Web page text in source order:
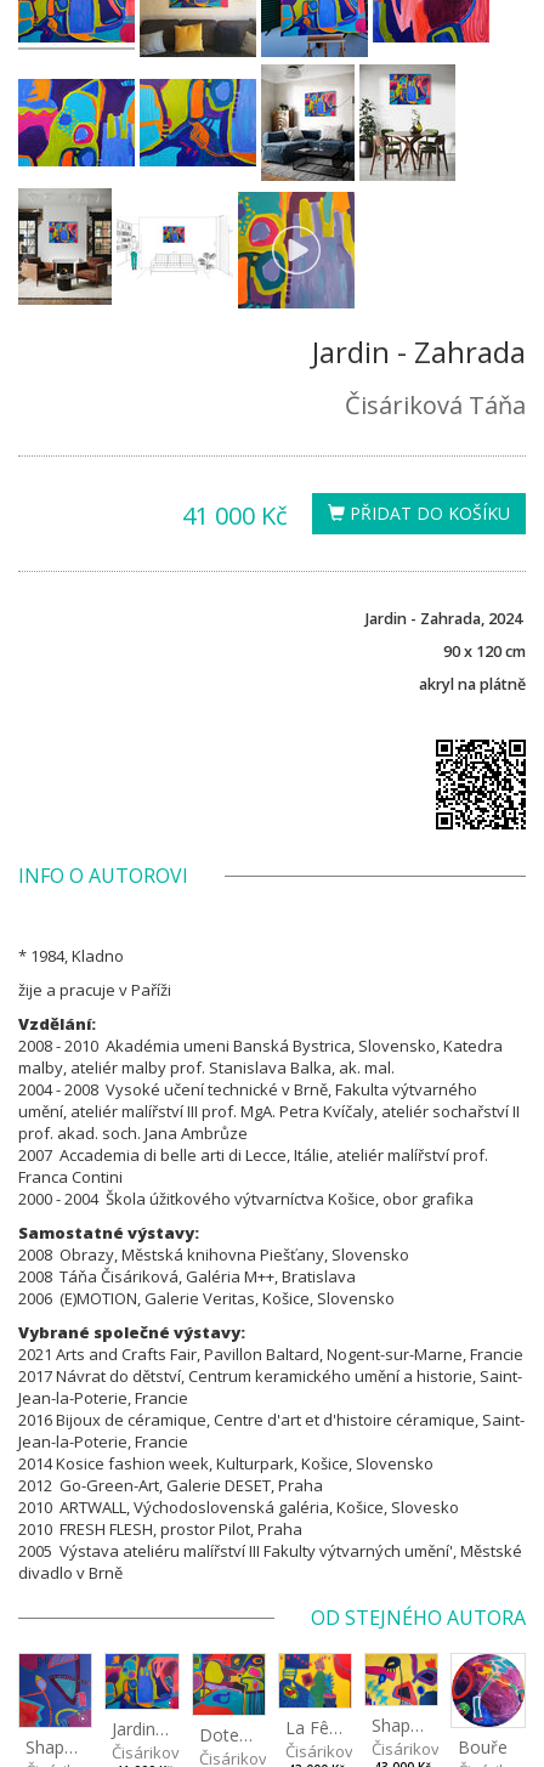
Jardin - Zahrada
Čisáriková Táňa
PŘIDAT DO KOŠÍKU
41 000 Kč
Jardin - Zahrada, 2024
90 x 120 cm
akryl na plátně
INFO O AUTOROVI
* 1984, Kladno
žije a pracuje v Paříži
Vzdělání:
2008 - 2010 Akadémia umeni Banská Bystrica, Slovensko, Katedra
malby, ateliér malby prof. Stanislava Balka, ak. mal.
2004 - 2008 Vysoké učení technické v Brně, Fakulta výtvarného
umění, ateliér malířství III prof. MgA. Petra Kvíčaly, ateliér sochařství II
prof. akad. soch. Jana Ambrůze
2007 Accademia di belle arti di Lecce, Itálie, ateliér malířstvíprof.
Franca Contini
2000 - 2004 Škola úžitkového výtvarníctva Košice, obor grafika
Samostatné výstavy:
2008 Obrazy, Městská knihovna Piešťany, Slovensko
2008 Táňa Čisáriková, Galéria M++, Bratislava
2006 (E)MOTION, Galerie Veritas, Košice, Slovensko
Vybrané společné výstavy:
2021 Arts and Crafts Fair, Pavillon Baltard, Nogent-sur-Marne, Francie
2017 Návrat do dětství, Centrum keramického umění a historie, Saint-
Jean-la-Poterie, Francie
2016 Bijoux de céramique, Centre d'art et d'histoire céramique, Saint-
Jean-la-Poterie, Francie
2014 Kosice fashion week, Kulturpark, Košice, Slovensko
2012 Go-Green-Art, Galerie DESET, Praha
2010 ARTWALL, Východoslovenská galéria, Košice, Slovesko
2010 FRESH FLESH, prostor Pilot, Praha
2005 Výstava ateliéru malířství III Fakulty výtvarných umění', Městské
divadlo v Brně
OD STEJNÉHO AUTORA
Shapes of mind III
Jardin - Zahrada
Čisáriková Táňa
Doteky - Les touches
Čisáriková Táňa
La Fête - Oslava
Čisáriková Táňa
Shapes of Mind II
Čisáriková Táňa
Bouře